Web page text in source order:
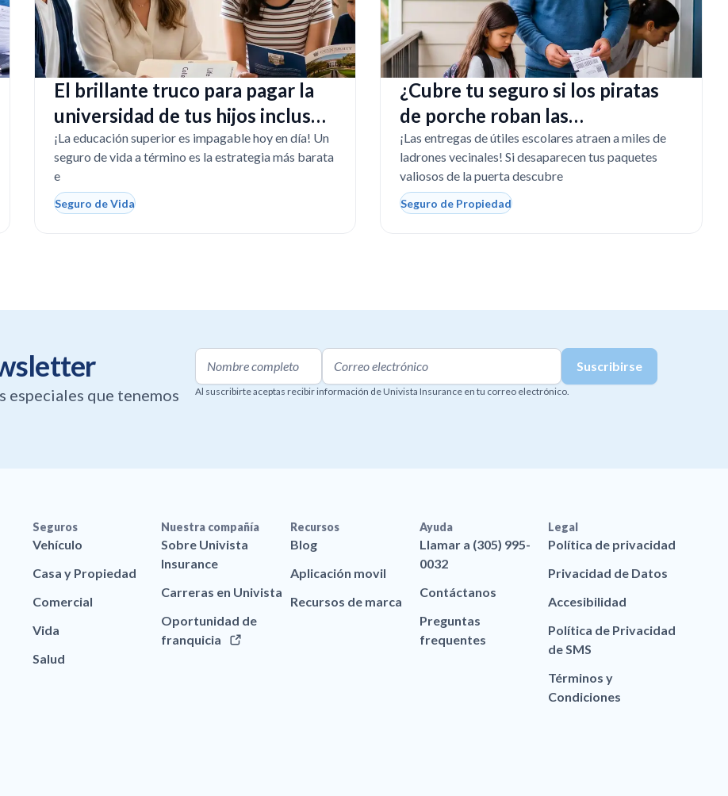
El brillante truco para pagar la
universidad de tus hijos incluso
si tú faltas
¡La educación superior es impagable hoy en día! Un
seguro de vida a término es la estrategia más barata
e
Seguro de Vida
¿Cubre tu seguro si los piratas
de porche roban las
computadoras escolares?
¡Las entregas de útiles escolares atraen a miles de
ladrones vecinales! Si desaparecen tus paquetes
valiosos de la puerta descubre
Seguro de Propiedad
especiales que tenemos
Al suscribirte aceptas recibir información de Univista Insurance en tu correo electrónico.
Seguros
Vehículo
Casa y Propiedad
Comercial
Vida
Salud
Nuestra compañía
Sobre Univista
Insurance
Carreras en Univista
Oportunidad de
franquicia
Recursos
Blog
Aplicación movil
Recursos de marca
Ayuda
Llamar a (305) 995-
0032
Contáctanos
Preguntas
frequentes
Legal
Política de privacidad
Privacidad de Datos
Accesibilidad
Política de Privacidad
de SMS
Términos y
Condiciones